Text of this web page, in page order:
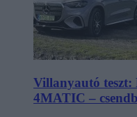
Villanyautó teszt:
4MATIC –